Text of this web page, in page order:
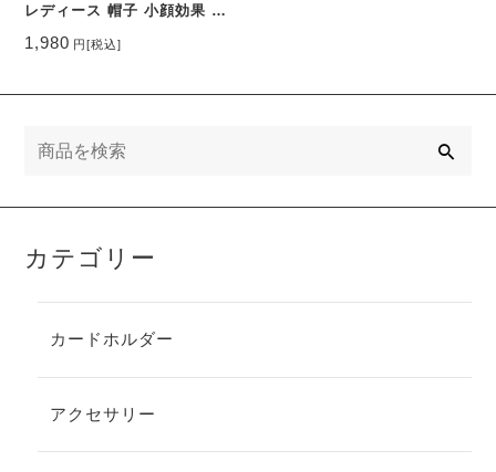
レディース 帽子 小顔効果 つ
角形 おしゃれ
1,980 円[税込]
カテゴリー
カードホルダー
アクセサリー